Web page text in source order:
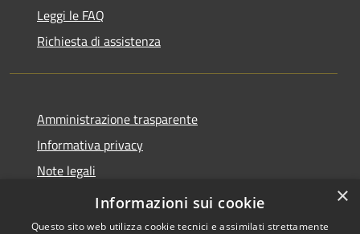
Leggi le FAQ
Richiesta di assistenza
Amministrazione trasparente
Informativa privacy
Note legali
Dichiarazione di accessibilità
×
Informazioni sui cookie
Questo sito web utilizza cookie tecnici e assimilati strettamente